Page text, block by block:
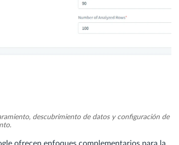
descubrimiento de datos y configuración de
ofrecen enfoques complementarios para la